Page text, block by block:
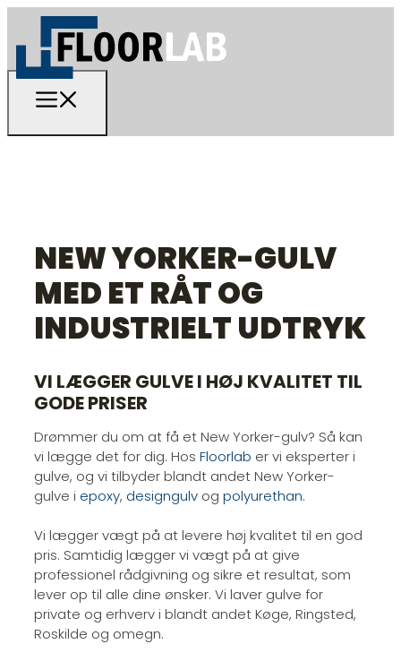
NEW YORKER-GULV
MED ET RÅT OG
INDUSTRIELT UDTRYK
​VI LÆGGER GULVE I HØJ KVALITET TIL
GODE PRISER
​Drømmer du om at få et New Yorker-gulv? Så kan
vi lægge det for dig. Hos Floorlab er vi eksperter i
gulve, og vi tilbyder blandt andet New Yorker-
gulve i epoxy, designgulv og polyurethan.​
Vi lægger vægt på at levere høj kvalitet til en god
pris. Samtidig lægger vi vægt på at give
professionel rådgivning og sikre et resultat, som
lever op til alle dine ønsker. Vi laver gulve for
private og erhverv i blandt andet Køge, Ringsted,
Roskilde og omegn.​